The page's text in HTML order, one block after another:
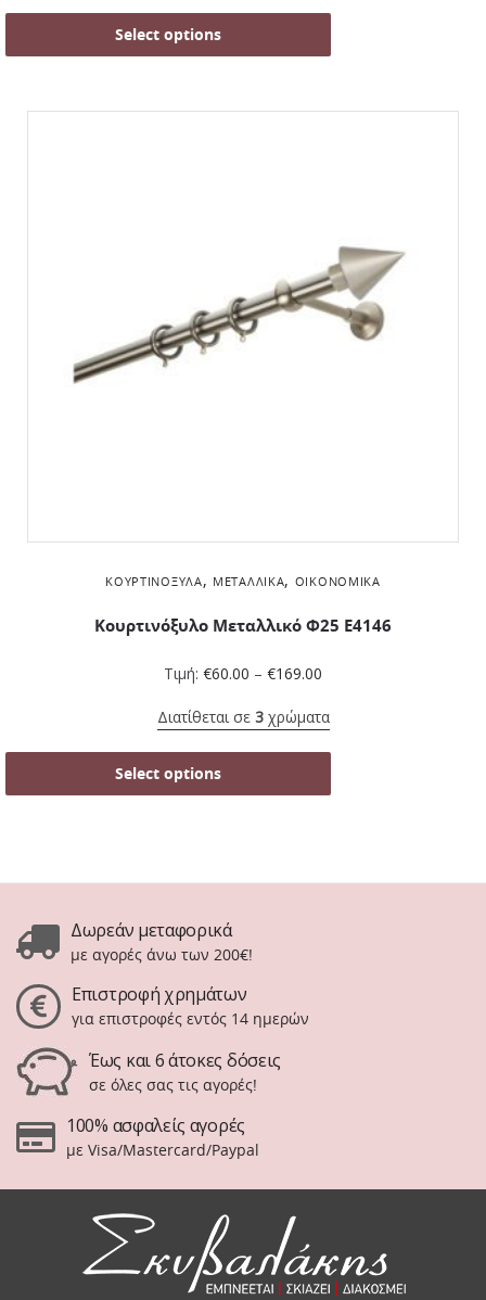
Select options
ΚΟΥΡΤΙΝΌΞΥΛΑ, ΜΕΤΑΛΛΙΚΆ, ΟΙΚΟΝΟΜΙΚΆ
Κουρτινόξυλο Μεταλλικό Φ25 Ε4146
Τιμή: €60.00 – €169.00
Διατίθεται σε 3χρώματα
Select options
Δωρεάν μεταφορικά
με αγορές άνω των 200€!
Επιστροφή χρημάτων
για επιστροφές εντός 14 ημερών
Έως και 6 άτοκες δόσεις
σε όλες σας τις αγορές!
100% ασφαλείς αγορές
με Visa/Mastercard/Paypal